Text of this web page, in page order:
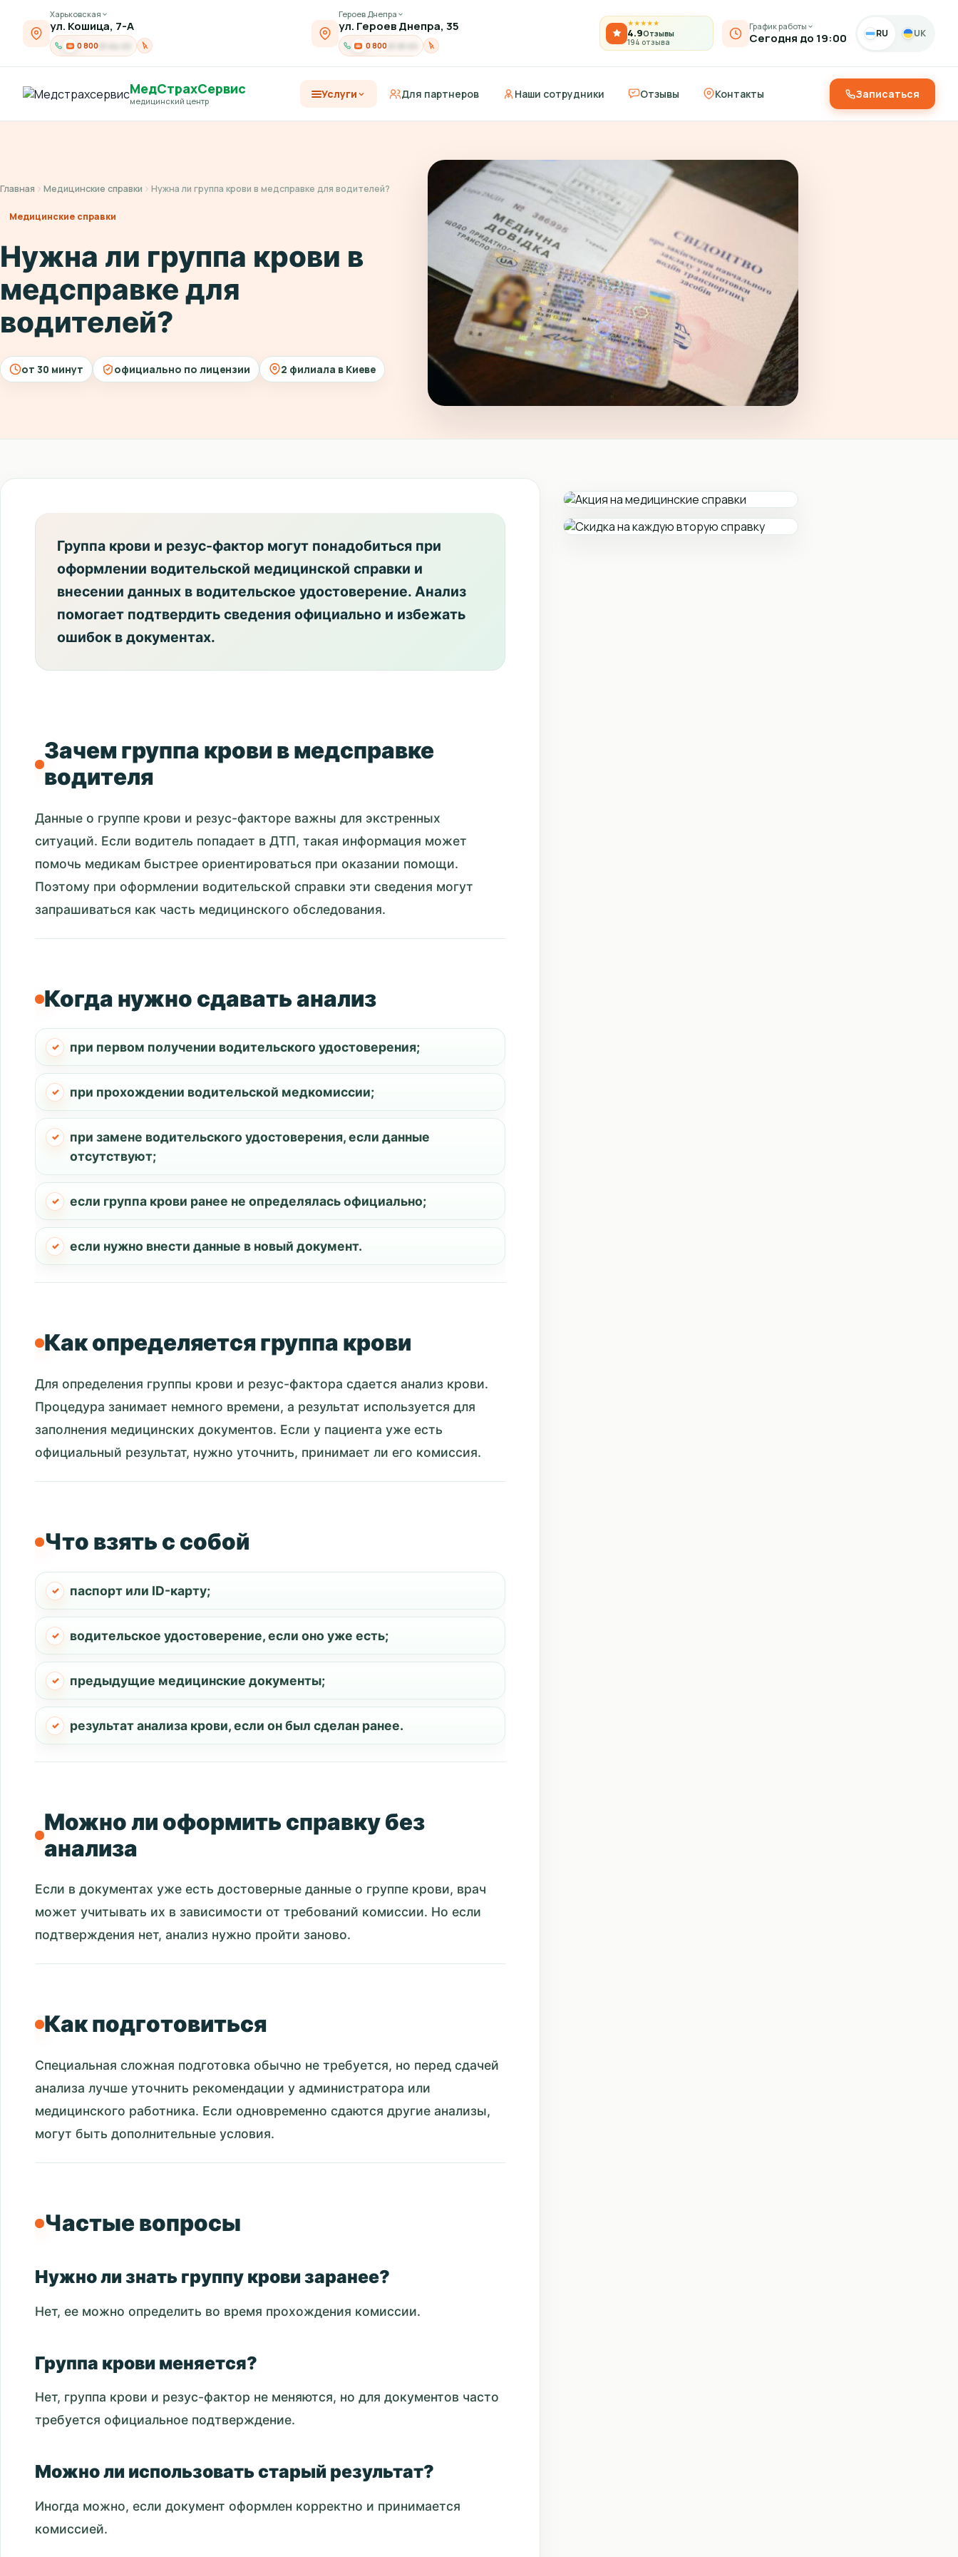
Харьковская
ул. Кошица, 7-А
0 800
Героев Днепра
ул. Героев Днепра, 35
0 80021-91-03
★★★★★
4.9Отзывы
194 отзыва
График работы
Сегодня до 19:00 RU UK
МедСтрахСервис
медицинский центр
Услуги Для партнеров Наши сотрудники Отзывы Контакты Записаться
Главная Медицинские справки Нужна ли группа крови в медсправке для водителей?
Медицинские справки
Нужна ли группа крови в
медсправке для
водителей?
от 30 минут официально по лицензии 2 филиала в Киеве
Группа крови и резус-фактор могут понадобиться при
оформлении водительской медицинской справки и
внесении данных в водительское удостоверение. Анализ
помогает подтвердить сведения официально и избежать
ошибок в документах.
Зачем группа крови в медсправке
водителя
Данные о группе крови и резус-факторе важны для экстренных
ситуаций. Если водитель попадает в ДТП, такая информация может
помочь медикам быстрее ориентироваться при оказании помощи.
Поэтому при оформлении водительской справки эти сведения могут
запрашиваться как часть медицинского обследования.
Когда нужно сдавать анализ
при первом получении водительского удостоверения;
при прохождении водительской медкомиссии;
при замене водительского удостоверения, если данные
отсутствуют;
если группа крови ранее не определялась официально;
если нужно внести данные в новый документ.
Как определяется группа крови
Для определения группы крови и резус-фактора сдается анализ крови.
Процедура занимает немного времени, а результат используется для
заполнения медицинских документов. Если у пациента уже есть
официальный результат, нужно уточнить, принимает ли его комиссия.
Что взять с собой
паспорт или ID-карту;
водительское удостоверение, если оно уже есть;
предыдущие медицинские документы;
результат анализа крови, если он был сделан ранее.
Можно ли оформить справку без
анализа
Если в документах уже есть достоверные данные о группе крови, врач
может учитывать их в зависимости от требований комиссии. Но если
подтверждения нет, анализ нужно пройти заново.
Как подготовиться
Специальная сложная подготовка обычно не требуется, но перед сдачей
анализа лучше уточнить рекомендации у администратора или
медицинского работника. Если одновременно сдаются другие анализы,
могут быть дополнительные условия.
Частые вопросы
Нужно ли знать группу крови заранее?
Нет, ее можно определить во время прохождения комиссии.
Группа крови меняется?
Нет, группа крови и резус-фактор не меняются, но для документов часто
требуется официальное подтверждение.
Можно ли использовать старый результат?
Иногда можно, если документ оформлен корректно и принимается
комиссией.